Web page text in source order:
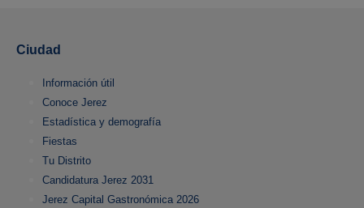
Ciudad
Información útil
Conoce Jerez
Estadística y demografía
Fiestas
Tu Distrito
Candidatura Jerez 2031
Jerez Capital Gastronómica 2026